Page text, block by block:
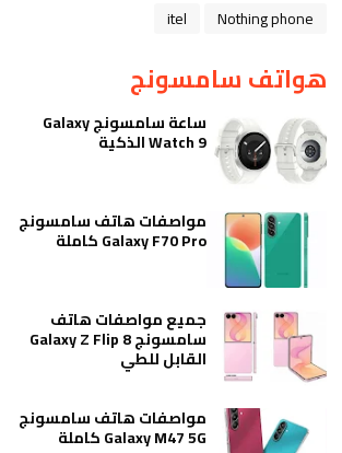
Nothing phone
itel
هواتف سامسونج
ساعة سامسونج Galaxy
Watch 9 الذكية
مواصفات هاتف سامسونج
Galaxy F70 Pro كاملة
جميع مواصفات هاتف
سامسونج Galaxy Z Flip 8
القابل للطي
مواصفات هاتف سامسونج
Galaxy M47 5G كاملة